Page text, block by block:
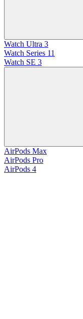
Watch Ultra 3
Watch Series 11
Watch SE 3
AirPods Max
AirPods Pro
AirPods 4